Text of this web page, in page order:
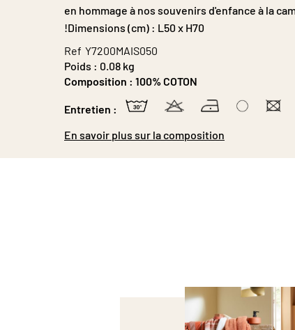
la
d’images
en hommage à nos souvenirs d'enfance à la
!Dimensions (cm) : L50 x H70
Ref Y7200MAIS050
Poids : 0.08 kg
Composition : 100% COTON
Entretien :
En savoir plus sur la composition